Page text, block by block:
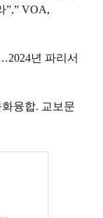
”,” VOA,
년 파리서
융합. 교보문